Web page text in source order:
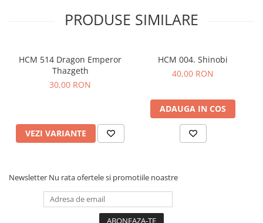
PRODUSE SIMILARE
HCM 514 Dragon Emperor
Thazgeth
30,00 RON
VEZI VARIANTE
HCM 004. Shinobi
40,00 RON
ADAUGA IN COS
Newsletter Nu rata ofertele si promotiile noastre